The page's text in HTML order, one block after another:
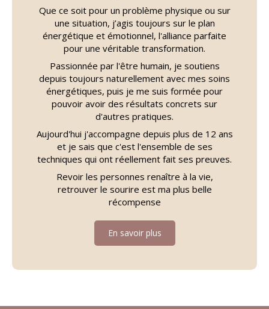
Que ce soit pour un problème physique ou sur
une situation, j’agis toujours sur le plan
énergétique et émotionnel, l'alliance parfaite
pour une véritable transformation.
Passionnée par l'être humain, je soutiens
depuis toujours naturellement avec mes soins
énergétiques, puis je me suis formée pour
pouvoir avoir des résultats concrets sur
d'autres pratiques.
Aujourd'hui j'accompagne depuis plus de 12 ans
et je sais que c'est l'ensemble de ses
techniques qui ont réellement fait ses preuves.
Revoir les personnes renaître à la vie,
retrouver le sourire est ma plus belle
récompense
En savoir plus